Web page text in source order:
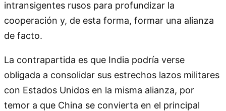
intransigentes rusos para profundizar la
cooperación y, de esta forma, formar una alianza
de facto.
La contrapartida es que India podría verse
obligada a consolidar sus estrechos lazos militares
con Estados Unidos en la misma alianza, por
temor a que China se convierta en el principal